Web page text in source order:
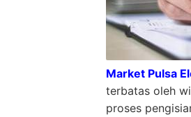
Market Pulsa
terbatas oleh
proses